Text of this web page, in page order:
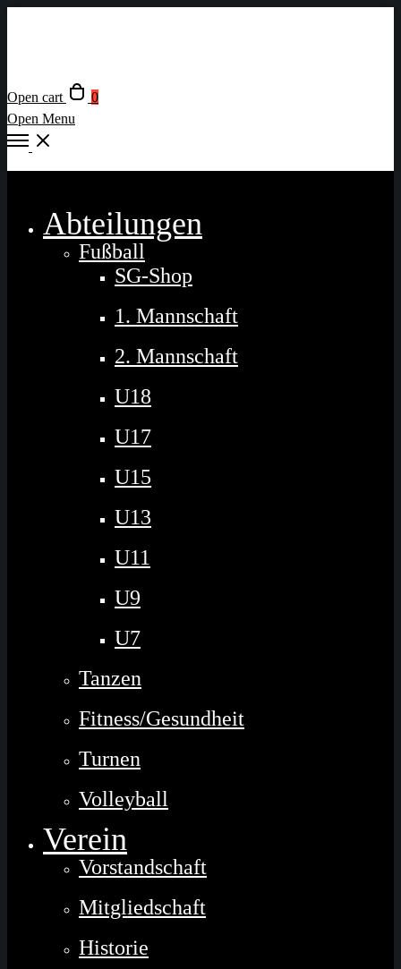
Open cart
0
Open Menu
Abteilungen
Fußball
SG-Shop
1. Mannschaft
2. Mannschaft
U18
U17
U15
U13
U11
U9
U7
Tanzen
Fitness/Gesundheit
Turnen
Volleyball
Verein
Vorstandschaft
Mitgliedschaft
Historie